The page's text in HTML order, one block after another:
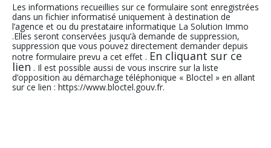
Les informations recueillies sur ce formulaire sont enregistrées
dans un fichier informatisé uniquement à destination de
l’agence et ou du prestataire informatique La Solution Immo
.Elles seront conservées jusqu’à demande de suppression,
suppression que vous pouvez directement demander depuis
notre formulaire prevu a cet effet . En cliquant sur ce
lien . Il est possible aussi de vous inscrire sur la liste
d’opposition au démarchage téléphonique « Bloctel » en allant
sur ce lien : https://www.bloctel.gouv.fr.